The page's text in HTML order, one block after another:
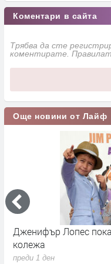
Коментари в сайта
Трябва да сте
коментирате.
Още новини от Лайф
Дженифър Лопес
колежа
преди 1 ден